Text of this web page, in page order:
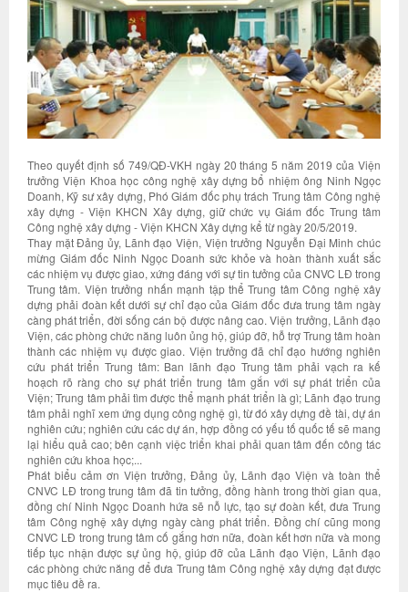
Theo quyết định số 749/QĐ-VKH ngày 20 tháng 5 năm 2019 của Viện
trưởng Viện Khoa học công nghệ xây dựng bổ nhiệm ông Ninh Ngọc
Doanh, Kỹ sư xây dựng, Phó Giám đốc phụ trách Trung tâm Công nghệ
xây dựng - Viện KHCN Xây dựng, giữ chức vụ Giám đốc Trung tâm
Công nghệ xây dựng - Viện KHCN Xây dựng kể từ ngày 20/5/2019.
Thay mặt Đảng ủy, Lãnh đạo Viện, Viện trưởng Nguyễn Đại Minh chúc
mừng Giám đốc Ninh Ngọc Doanh sức khỏe và hoàn thành xuất sắc
các nhiệm vụ được giao, xứng đáng với sự tin tưởng của CNVC LĐ trong
Trung tâm. Viện trưởng nhấn mạnh tập thể Trung tâm Công nghệ xây
dựng phải đoàn kết dưới sự chỉ đạo của Giám đốc đưa trung tâm ngày
càng phát triển, đời sống cán bộ được nâng cao. Viện trưởng, Lãnh đạo
Viện, các phòng chức năng luôn ủng hộ, giúp đỡ, hỗ trợ Trung tâm hoàn
thành các nhiệm vụ được giao. Viện trưởng đã chỉ đạo hướng nghiên
cứu phát triển Trung tâm: Ban lãnh đạo Trung tâm phải vạch ra kế
hoạch rõ ràng cho sự phát triển trung tâm gắn với sự phát triển của
Viện; Trung tâm phải tìm được thể mạnh phát triển là gì; Lãnh đạo trung
tâm phải nghĩ xem ứng dụng công nghệ gì, từ đó xây dựng đề tài, dự án
nghiên cứu; nghiên cứu các dự án, hợp đồng có yếu tố quốc tế sẽ mang
lại hiểu quả cao; bên cạnh việc triển khai phải quan tâm đến công tác
nghiên cứu khoa học;...
Phát biểu cảm ơn Viện trưởng, Đảng ủy, Lãnh đạo Viện và toàn thể
CNVC LĐ trong trung tâm đã tin tưởng, đồng hành trong thời gian qua,
đồng chí Ninh Ngọc Doanh hứa sẽ nỗ lực, tạo sự đoàn kết, đưa Trung
tâm Công nghệ xây dựng ngày càng phát triển. Đồng chí cũng mong
CNVC LĐ trong trung tâm cố gắng hơn nữa, đoàn kết hơn nữa và mong
tiếp tục nhận được sự ủng hộ, giúp đỡ của Lãnh đạo Viện, Lãnh đạo
các phòng chức năng để đưa Trung tâm Công nghệ xây dựng đạt được
mục tiêu đề ra.